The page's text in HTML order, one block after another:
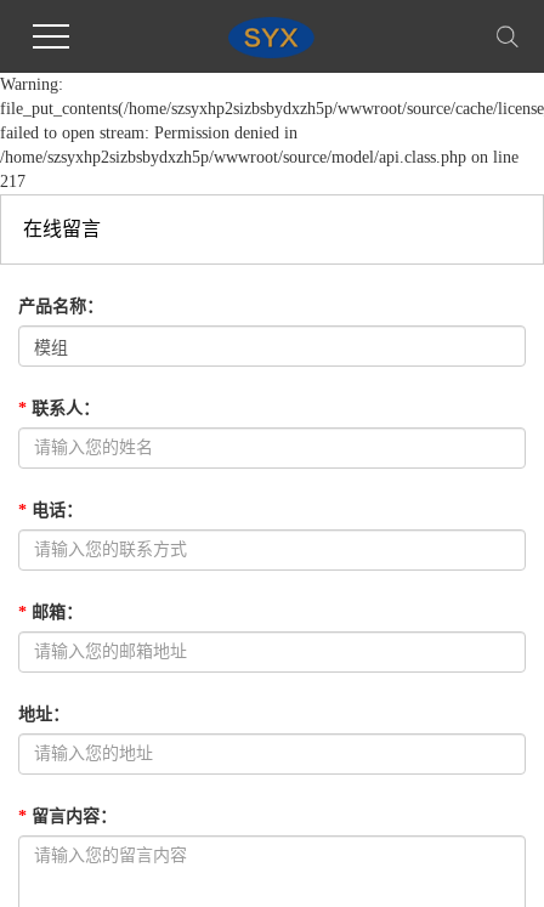
Warning:
file_put_contents(/home/szsyxhp2sizbsbydxzh5p/wwwroot/source/cache/
failed to open stream: Permission denied in
/home/szsyxhp2sizbsbydxzh5p/wwwroot/source/model/api.class.php on line
217
在线留言
产品名称：
* 联系人 ：
* 电话：
* 邮箱：
地址：
* 留言内容：